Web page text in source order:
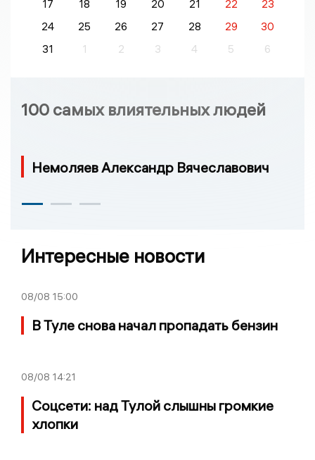
17 18 19 20 21 22
23
24
25 26 27 28 29
30
31
1 2 3 4 5 6
100 самых влиятельных людей
Немоляев Александр Вячеславович
Интересные новости
08/08 15:00
В Туле снова начал пропадать бензин
08/08 14:21
Соцсети: над Тулой слышны громкие
хлопки